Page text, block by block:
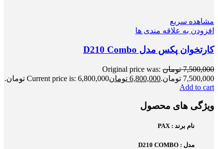
مشاهده سریع
افزودن به علاقه مندی ها
کارتخوان پکس مدل D210 Combo
7,500,000 تومان Original price was:
7,500,000 تومان.
6,800,000 تومانCurrent price is: 6,800,000 تومان.
Add to cart
ویژگی های محصول
نام برند : PAX
مدل : D210 COMBO